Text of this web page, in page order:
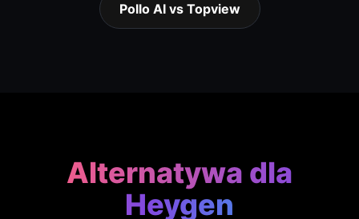
Pollo AI vs Topview
Alternatywa dla
Heygen